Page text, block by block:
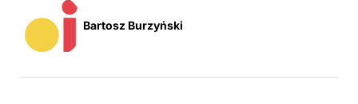
Bartosz Burzyński